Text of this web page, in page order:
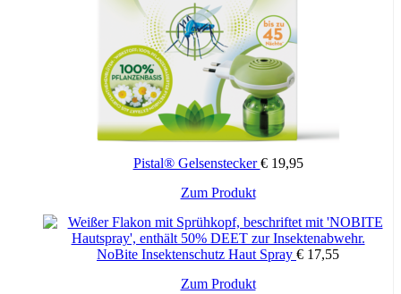
Pistal® Gelsenstecker€19,95
Zum ProduktDieses
weist
mehrere
Varianten
Die
NoBite Insektenschutz Haut Spray € 17,55
Zum Produkt